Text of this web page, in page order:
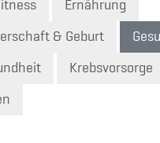
Ernährung
& Geburt
Krebsvorsorge